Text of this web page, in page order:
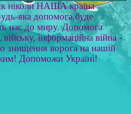
ніколи НАША країна
яка допомога буде
нас до миру. Допомога
інформаційна війна -
знищення ворога на нашій
Допоможи Україні!